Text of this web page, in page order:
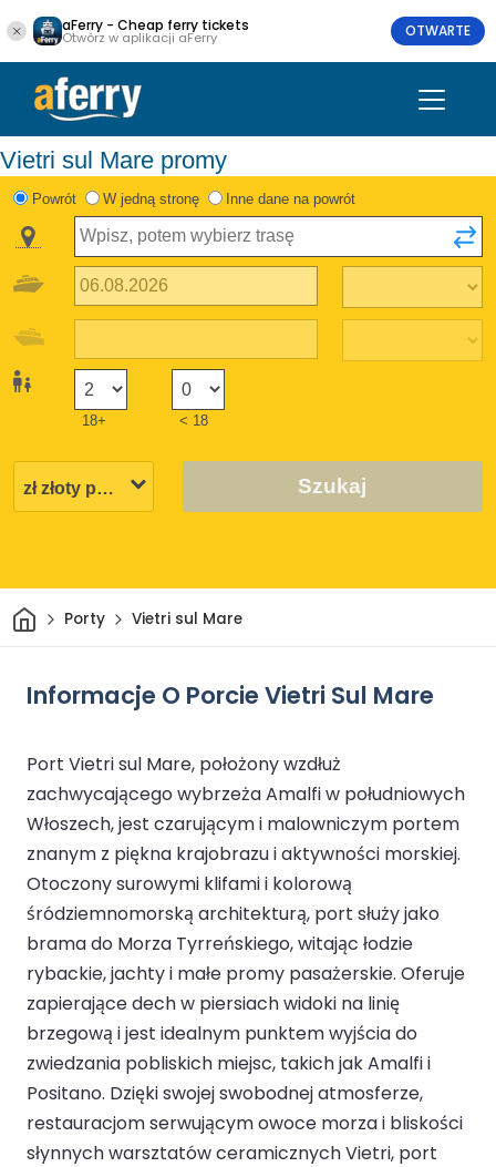
aFerry - Cheap ferry tickets
Otwórz w aplikacji aFerry OTWARTE
Vietri sul Mare promy
Powrót W jedną stronę Inne dane na powrót
18+ < 18
Szukaj
DomPorty Vietri sul Mare
Informacje O Porcie Vietri Sul Mare
Port Vietri sul Mare, położony wzdłuż
zachwycającego wybrzeża Amalfi w południowych
Włoszech, jest czarującym i malowniczym portem
znanym z piękna krajobrazu i aktywności morskiej.
Otoczony surowymi klifami i kolorową
śródziemnomorską architekturą, port służy jako
brama do Morza Tyrreńskiego, witając łodzie
rybackie, jachty i małe promy pasażerskie. Oferuje
zapierające dech w piersiach widoki na linię
brzegową i jest idealnym punktem wyjścia do
zwiedzania pobliskich miejsc, takich jak Amalfi i
Positano. Dzięki swojej swobodnej atmosferze,
restauracjom serwującym owoce morza i bliskości
słynnych warsztatów ceramicznych Vietri, port